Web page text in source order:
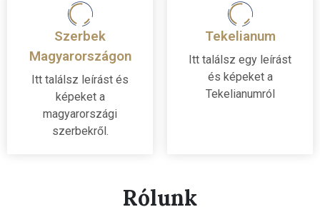
Szerbek
Magyarországon
Itt találsz leírást és
képeket a
magyarországi
szerbekről.
Tekelianum
Itt találsz egy leírást
és képeket a
Tekelianumról
Rólunk